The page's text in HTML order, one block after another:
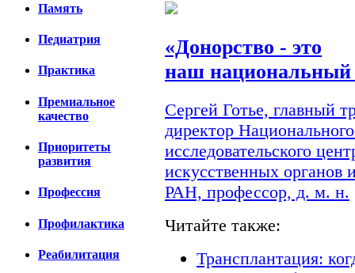
Память
Педиатрия
Практика
Премиальное
качество
Приоритеты
развития
Профессия
Профилактика
Реабилитация
«Донорство - это
наш национальный
Сергей Готье, главный
директор
исследовательского
искусственных
РАН, профессор, д. м. н.
Читайте также:
Трансплантация: